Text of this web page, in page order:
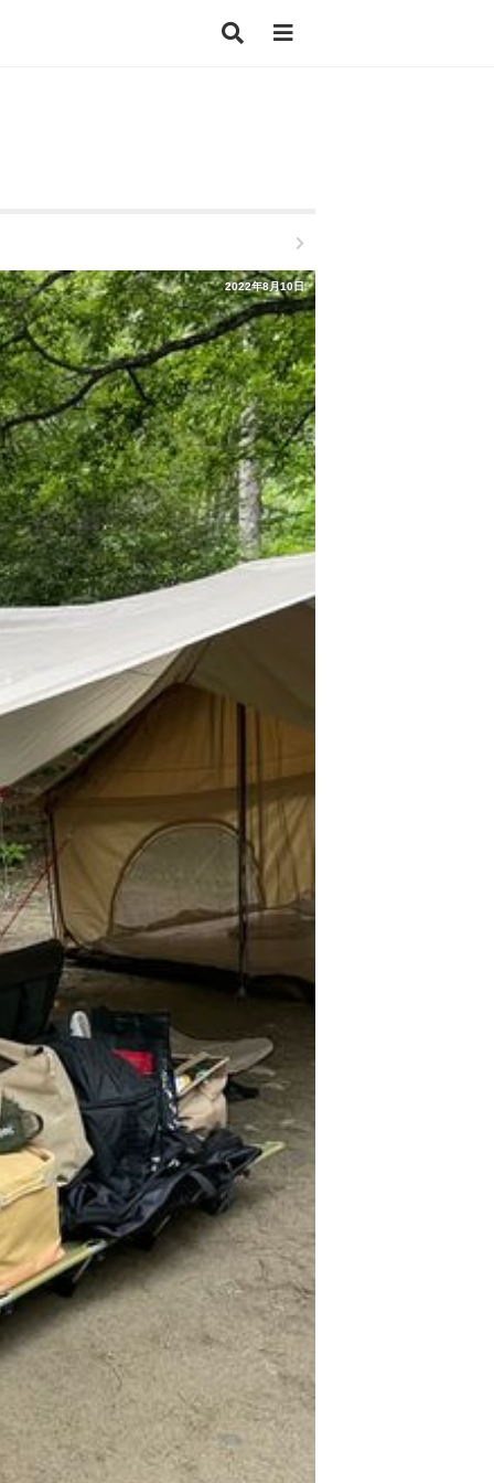
2022年8月10日